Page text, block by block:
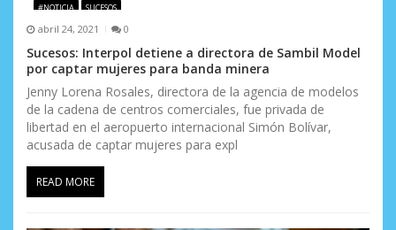
e
e
n
t
r
a
d
#NOTICIA SUCESOS
abril 24, 2021 0
Sucesos: Interpol detiene a directora de Sambil Model
por captar mujeres para banda minera
Jenny Lorena Rosales, directora de la agencia de modelos
de la cadena de centros comerciales, fue privada de
libertad en el aeropuerto internacional Simón Bolívar,
acusada de captar mujeres para expl
READ MORE